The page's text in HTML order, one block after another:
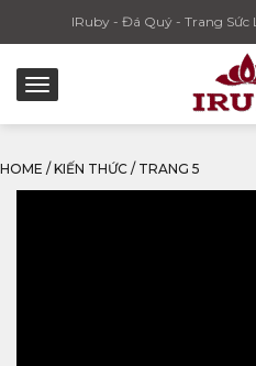
IRuby - Đá Quý - Trang
HOME / KIẾN THỨC / TRANG 5